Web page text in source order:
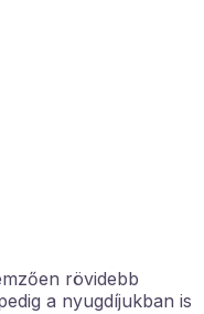
rövidebb
a nyugdíjukban is